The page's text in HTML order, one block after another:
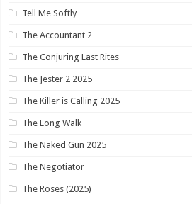
Tell Me Softly
The Accountant 2
The Conjuring Last Rites
The Jester 2 2025
The Killer is Calling 2025
The Long Walk
The Naked Gun 2025
The Negotiator
The Roses (2025)